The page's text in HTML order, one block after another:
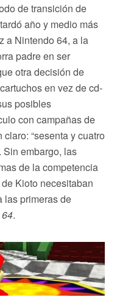
de transición de
año y medio más
a Nintendo 64, a la
padre en ser
otra decisión de
en vez de cd-
posibles
con campañas de
“sesenta y cuatro
Sin embargo, las
de la competencia
Kioto necesitaban
las primeras de
.